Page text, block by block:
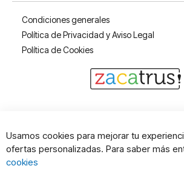
Condiciones generales
Política de Privacidad y Aviso Legal
Política de Cookies
Usamos cookies para mejorar tu
ofertas personalizadas. Para saber más
cookies